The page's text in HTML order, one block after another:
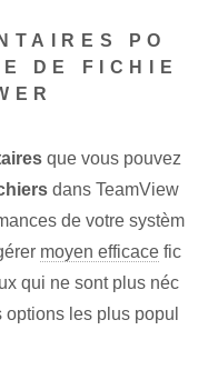
PO
DE FICHIE
que vous pouvez
dans TeamView
de votre systèm
moyen efficace fic
qui ne sont plus néc
les plus popul